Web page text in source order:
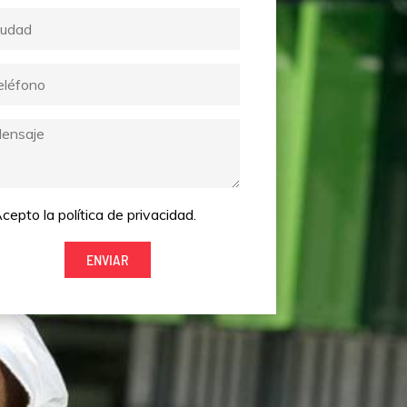
la política de privacidad.
ENVIAR